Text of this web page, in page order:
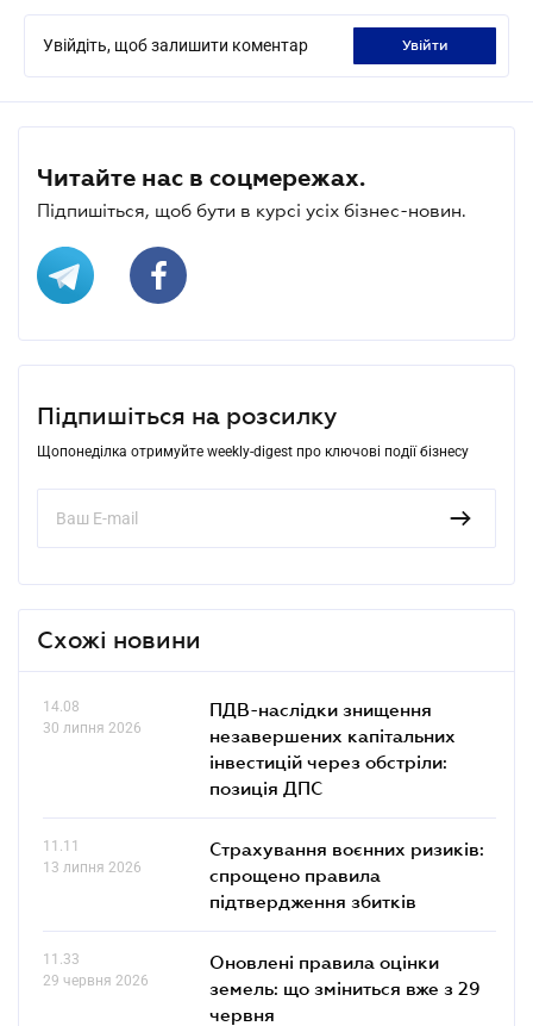
Увійдіть, щоб залишити коментар увійти
Читайте нас в соцмережах.
Підпишіться, щоб бути в курсі усіх бізнес-новин.
Підпишіться на розсилку
Щопонеділка отримуйте weekly-digest про ключові події бізнесу
Схожі новини
14.08
30 липня 2026
ПДВ-наслідки знищення
незавершених капітальних
інвестицій через обстріли:
позиція ДПС
11.11
13 липня 2026
Страхування воєнних ризиків:
спрощено правила
підтвердження збитків
11.33
29 червня 2026
Оновлені правила оцінки
земель: що зміниться вже з 29
червня